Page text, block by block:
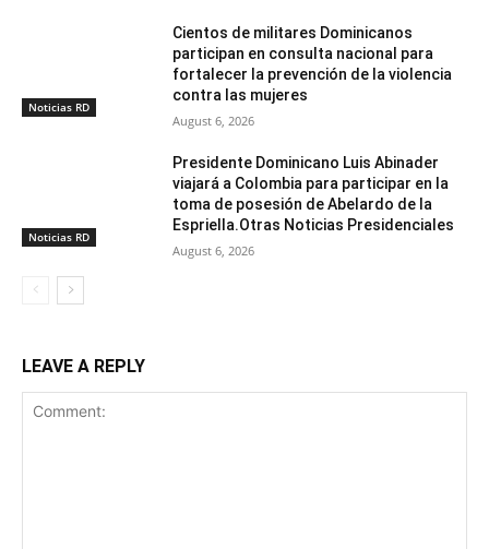
Noticias RD
Cientos de militares Dominicanos
participan en consulta nacional para
fortalecer la prevención de la violencia
contra las mujeres
August 6, 2026
Noticias RD
Presidente Dominicano Luis Abinader
viajará a Colombia para participar en la
toma de posesión de Abelardo de la
Espriella.Otras Noticias Presidenciales
August 6, 2026
LEAVE A REPLY